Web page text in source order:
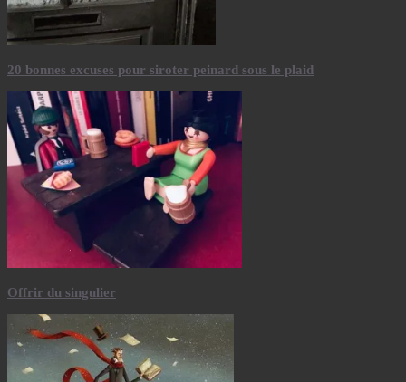
20 bonnes excuses pour siroter peinard sous le plaid
Offrir du singulier